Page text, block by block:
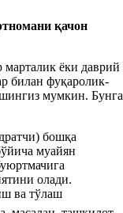
қачон
ёки даврий
билан фуқаролик-
мумкин. Бунга
бошқа
муайян
олади.
ва тўлаш